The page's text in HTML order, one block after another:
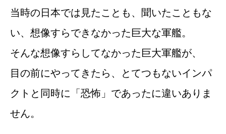
当時の日本では見たことも、聞いたこともな
い、想像すらできなかった巨大な軍艦。
そんな想像すらしてなかった巨大軍艦が、
目の前にやってきたら、とてつもないインパ
クトと同時に「恐怖」であったに違いありま
せん。